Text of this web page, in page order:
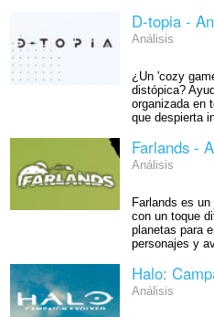
D-topia -
Análisis
¿Un 'cozy
distópica?
organizada en
que despierta
Farlands -
Análisis
Farlands es
con un toque
planetas para
personajes y
Halo:
Análisis